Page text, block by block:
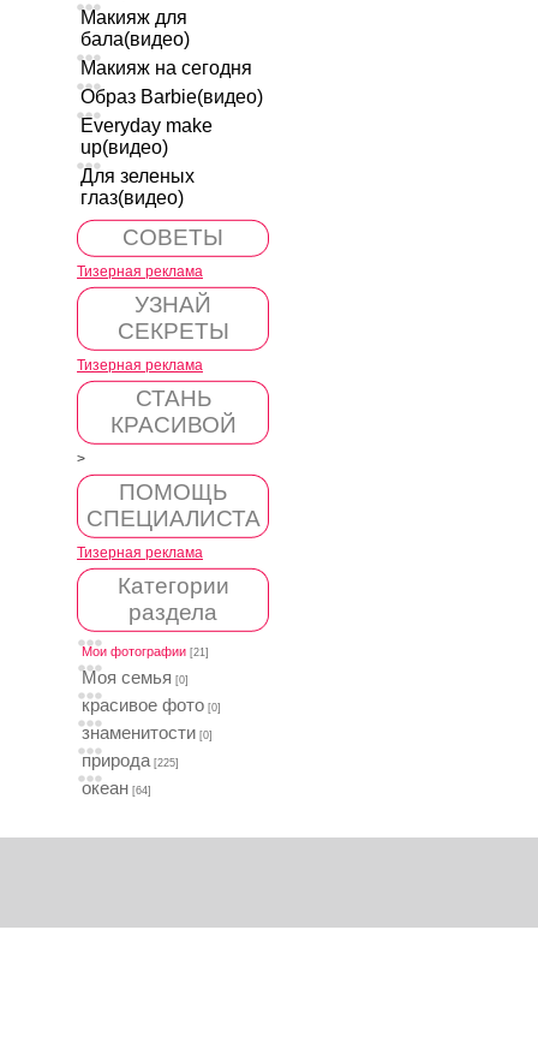
Макияж для
бала(видео)
Макияж на сегодня
Образ Barbie(видео)
Everyday make
up(видео)
Для зеленых
глаз(видео)
СОВЕТЫ
Тизерная реклама
УЗНАЙ
СЕКРЕТЫ
Тизерная реклама
СТАНЬ
КРАСИВОЙ
>
ПОМОЩЬ
СПЕЦИАЛИСТА
Тизерная реклама
Категории
раздела
Мои фотографии [21]
Моя семья [0]
красивое фото [0]
знаменитости [0]
природа [225]
океан [64]